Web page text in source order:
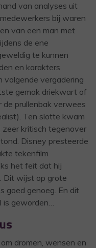
van analyses uit
bij waren
van een man met
de ene
te kunnen
en karakters
volgende vergadering
gemak driekwart of
de prullenbak verwees
Ten slotte kwam
zeer kritisch tegenover
Disney presteerde
tekenfilm
het feit dat hij
Dit wijst op grote
goed genoeg. En dit
is geworden…
dromen, wensen en